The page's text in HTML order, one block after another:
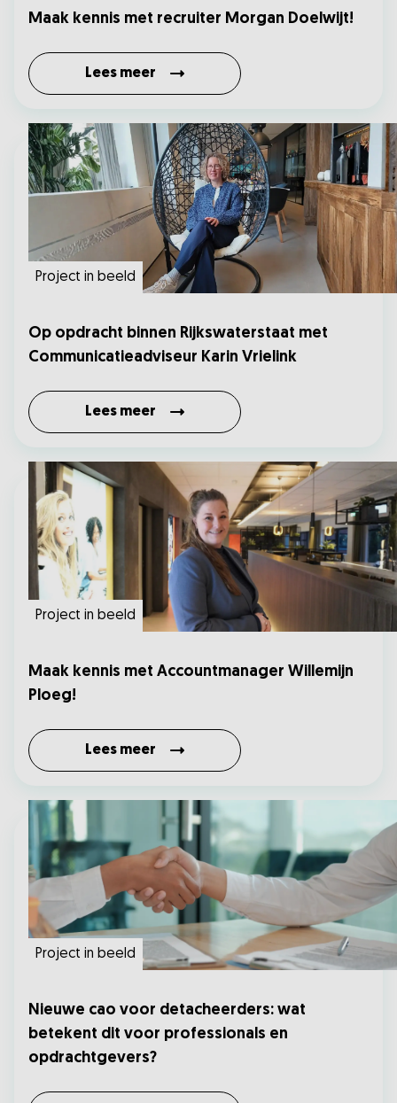
Maak kennis met recruiter Morgan Doelwijt!
Lees meer
Project in beeld
Op opdracht binnen Rijkswaterstaat met
Communicatieadviseur Karin Vrielink
Lees meer
Project in beeld
Maak kennis met Accountmanager Willemijn
Ploeg!
Lees meer
Project in beeld
Nieuwe cao voor detacheerders: wat
betekent dit voor professionals en
opdrachtgevers?